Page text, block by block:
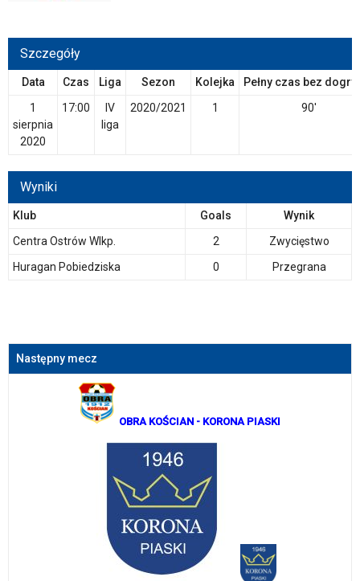
Szczegóły
Data Czas Liga Sezon Kolejka
Pełny czas bez
1
sierpnia
2020
17:00
IV
liga
2020/2021 1 90'
Wyniki
Klub Goals
Wynik
Centra Ostrów Wlkp.
2
Zwycięstwo
Huragan Pobiedziska
0 Przegrana
Następny mecz
OBRA KOŚCIAN - KORONA PIASKI